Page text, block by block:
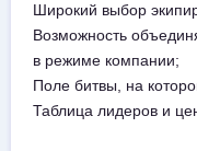
Широкий выбор
Возможность
в режиме компании;
Поле битвы, на
Таблица лидеров и